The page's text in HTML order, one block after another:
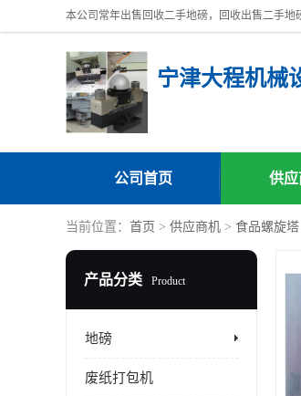
宁津大程机械
公司首页 供
当前位置： 首页 > 供应商机 > 食品螺旋塔
产品分类 Product
地磅
废纸打包机